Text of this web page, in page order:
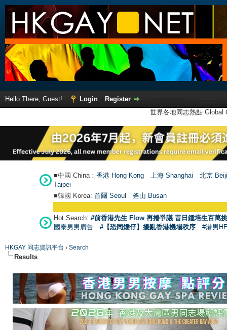
Hello There, Guest! Login
Register
世界各地同志熱點
■中國 China： 香港 Hong Kong 上海 Shanghai
北京
Taipei
■韓國 Korea: 首爾 Seoul 釜山 Busan
Hot Search: #前香港先生 Flow 再捲爭議 昔日鍾培生百萬
國泰男男廣告
#【恐同矮仔】擾亂香港機場秩序 #港男
HKGAY 同志資訊平台 › Search
Results